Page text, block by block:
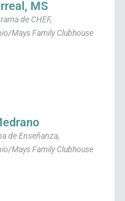
MS
de CHEF,
Mays Family Clubhouse
de Enseñanza,
Mays Family Clubhouse